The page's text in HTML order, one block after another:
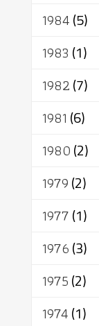
1984(5)
1983 (1)
1982(7)
1981 (6)
1980(2)
1979(2)
1977(1)
1976(3)
1975(2)
1974(1)